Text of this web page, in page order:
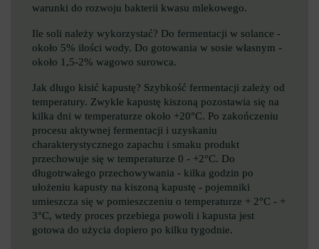
warunki do rozwoju bakterii kwasu mlekowego.
Ile soli należy wykorzystać? Do fermentacji w solance -
około 5% ilości wody. Do gotowania w sosie własnym -
około 1,5-2% wagowo surowca.
Jak długo kisić kapustę? Szybkość fermentacji zależy od
temperatury. Zwykle kapustę kiszoną pozostawia się na
kilka dni w temperaturze około +20°C. Po zakończeniu
procesu aktywnej fermentacji i uzyskaniu
charakterystycznego zapachu i smaku produkt
przechowuje się w temperaturze 0 - +2°C. Do
długotrwałego przechowywania - kilka godzin po
ułożeniu kapusty na kiszoną kapustę - pojemniki
umieszcza się w pomieszczeniu o temperaturze + 2°С - +
3°С, wtedy proces przebiega powoli i kapusta jest
gotowa do użycia dopiero po kilku tygodnie.